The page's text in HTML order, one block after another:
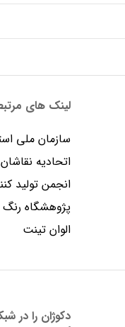
لینک های
سازمان ملی
اتحادیه
انجمن توليد
پژوهشگاه رنگ
الوان تینت
دکوژان را در